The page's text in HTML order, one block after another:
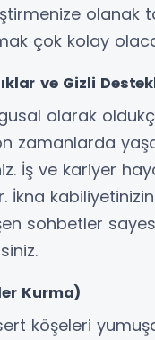
olanak
çok kolay
ve Gizli
olarak
zamanlarda
İş ve kariyer
İkna
sohbetler
Kurma)
köşeleri